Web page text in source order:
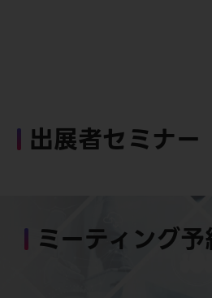
出展者セミナー
ミーティング予